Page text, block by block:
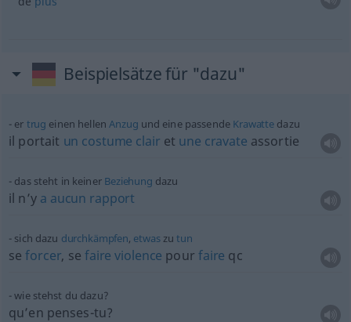
Beispielsätze für "dazu"
er trug einen hellenAnzug und eine passende Krawatte dazu
il portait un costume clair et une cravate assortie
das steht in keiner Beziehung dazu
il n’y a aucun rapport
sich dazu durchkämpfen, etwaszutun
seforcer, sefaire violence pourfaire qc
wie stehst du dazu?
qu’en penses-tu?